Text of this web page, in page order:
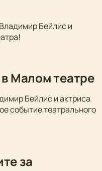
Бейлис и
Малом театре
Бейлис и актриса
событие театрального
за